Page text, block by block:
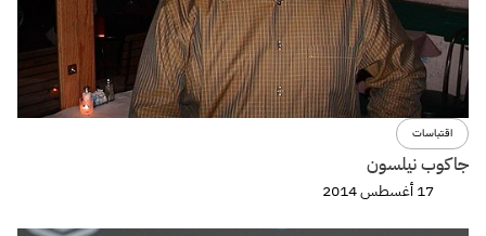
اقتباسات
جاكوب نيلسون
17 أغسطس 2014